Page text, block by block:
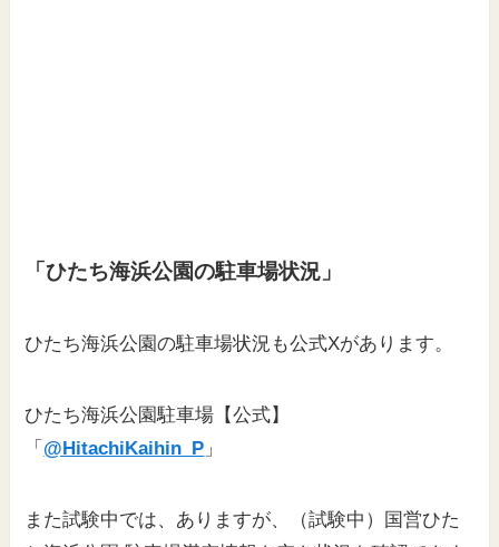
「ひたち海浜公園の駐車場状況」
ひたち海浜公園の駐車場状況も公式Xがあります。
ひたち海浜公園駐車場【公式】
「 @HitachiKaihin_P 」
また試験中では、ありますが、（試験中）国営ひた